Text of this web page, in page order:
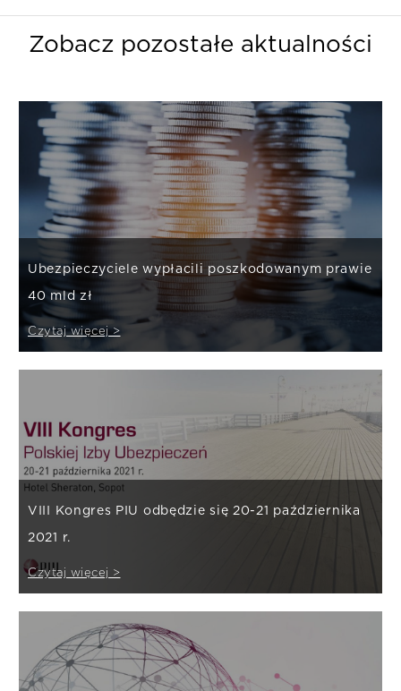
Zobacz pozostałe aktualności
Ubezpieczyciele wypłacili poszkodowanym prawie
40 mld zł
Czytaj więcej >
VIII Kongres PIU odbędzie się 20-21 października
2021 r.
Czytaj więcej >